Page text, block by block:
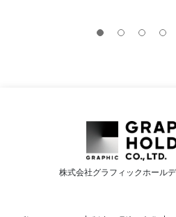
株式会社グラフィックホール